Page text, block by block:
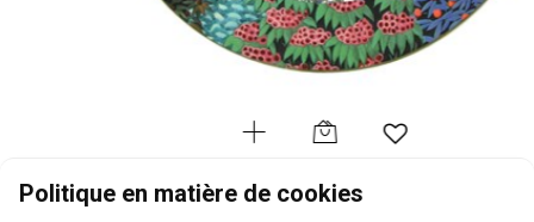
GIEN
Politique en matière de cookies